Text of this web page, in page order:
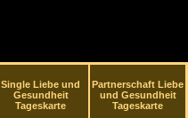
Single Liebe und
Gesundheit
Tageskarte
Partnerschaft Liebe
und Gesundheit
Tageskarte